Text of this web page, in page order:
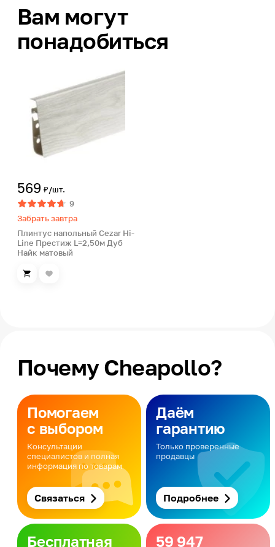
Вам могут
понадобиться
569 ₽/шт.
9
Забрать завтра
Плинтус напольный Cezar Hi-
Line Престиж L=2,50м Дуб
Найк матовый
Почему Cheapollo?
Помогаем
с выбором
Консультации
специалистов и полная
информация по товарам
Связаться
Даём
гарантию
Только проверенные
продавцы
Подробнее
Бесплатная 59 947